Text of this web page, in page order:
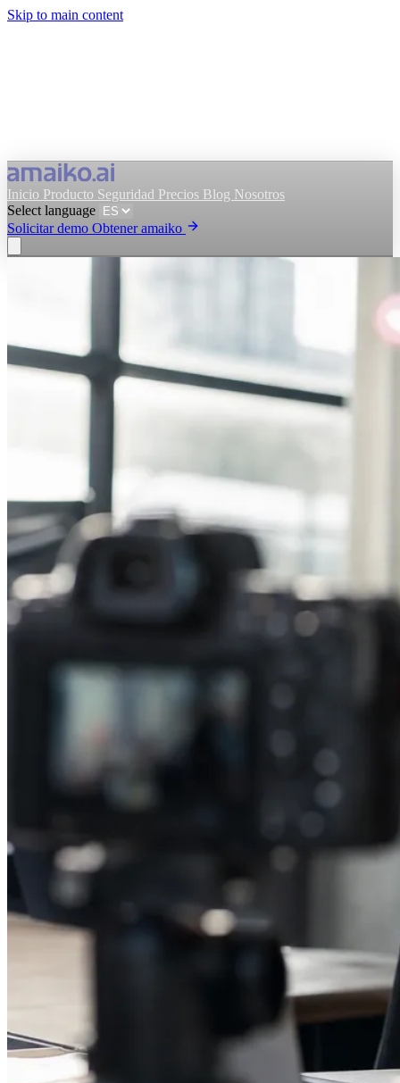
Skip to main content
Inicio Producto Seguridad Precios Blog Nosotros
Select language
Solicitar demo Obtener amaiko